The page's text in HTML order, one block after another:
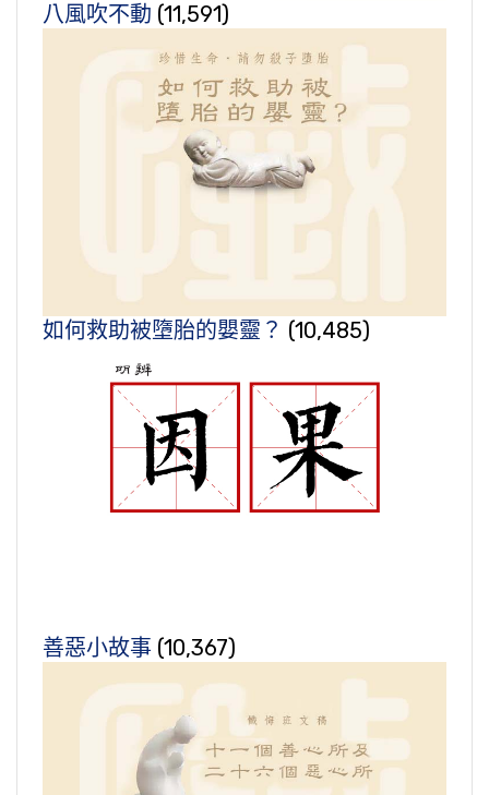
八風吹不動 (11,591)
如何救助被墮胎的嬰靈？ (10,485)
善惡小故事 (10,367)